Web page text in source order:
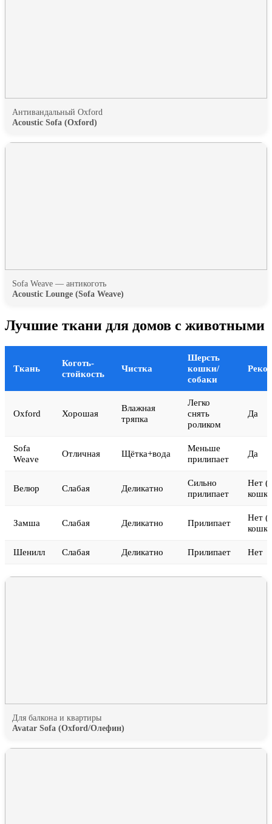
Антивандальный Oxford
Acoustic Sofa (Oxford)
Sofa Weave — антикоготь
Acoustic Lounge (Sofa Weave)
Лучшие ткани для домов с животными
Ткань
Коготь-
стойкость
Чистка
Шерсть
кошки/
собаки
Oxford Хорошая
Влажная
тряпка
Легко
снять
роликом
Да
Sofa
Weave
Отличная Щётка+вода
Меньше
прилипает
Да
Велюр Слабая Деликатно
Сильно
прилипает
Нет (с
Замша Слабая Деликатно Прилипает
Нет (с
Шенилл Слабая Деликатно Прилипает Нет
Для балкона и квартиры
Avatar Sofa (Oxford/Олефин)